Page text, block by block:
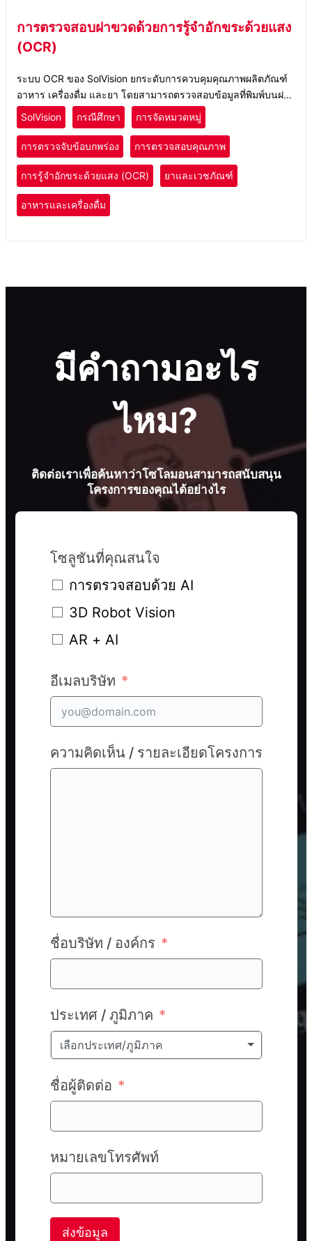
การตรวจสอบฝาขวดด้วยการรู้จำอักขระด้วยแสง
(OCR)
ระบบ OCR ของ SolVision ยกระดับการควบคุมคุณภาพผลิตภัณฑ์
อาหาร เครื่องดื่ม และยา โดยสามารถตรวจสอบข้อมูลที่พิมพ์บนฝา
ขวดได้อย่างแม่นยำ แม้ในสายการผลิตที่มีความเร็วสูง ด้วย
เทคโนโลยี AI.
SolVision กรณีศึกษา การจัดหมวดหมู่
การตรวจจับข้อบกพร่อง การตรวจสอบคุณภาพ
การรู้จำอักขระด้วยแสง (OCR) ยาและเวชภัณฑ์
อาหารและเครื่องดื่ม
มีคำถามอะไร
ไหม?
ติดต่อเราเพื่อค้นหาว่าโซโลมอนสามารถสนับสนุน
โครงการของคุณได้อย่างไร
โซลูชันที่คุณสนใจ
การตรวจสอบด้วย AI
3D Robot Vision
AR + AI
อีเมลบริษัท
ความคิดเห็น / รายละเอียดโครงการ
ชื่อบริษัท / องค์กร
ประเทศ / ภูมิภาค
เลือกประเทศ/ภูมิภาค
ชื่อผู้ติดต่อ
หมายเลขโทรศัพท์
ส่งข้อมูล